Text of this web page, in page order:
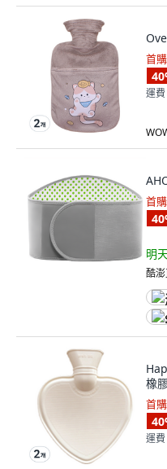
首
40
運
首
40
明
酷澎
橡
首
40
運